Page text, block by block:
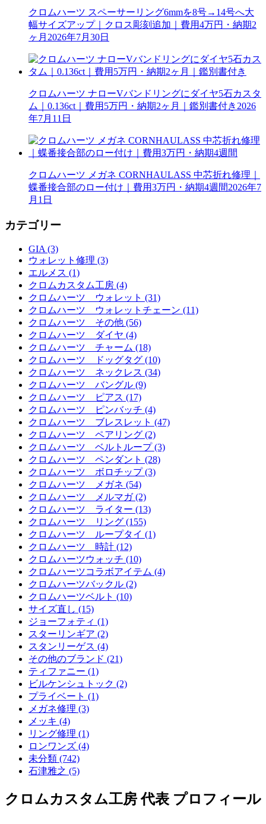
クロムハーツ スペーサーリング6mmを8号→14号へ大
幅サイズアップ｜クロス彫刻追加｜費用4万円・納期2
ヶ月 2026年7月30日
クロムハーツ ナローVバンドリングにダイヤ5石カスタ
ム｜0.136ct｜費用5万円・納期2ヶ月｜鑑別書付き 2026
年7月11日
クロムハーツ メガネ CORNHAULASS 中芯折れ修理｜
蝶番接合部のロー付け｜費用3万円・納期4週間2026年7
月1日
カテゴリー
GIA (3)
ウォレット修理 (3)
エルメス (1)
クロムカスタム工房 (4)
クロムハーツ ウォレット (31)
クロムハーツ ウォレットチェーン (11)
クロムハーツ その他 (56)
クロムハーツ ダイヤ (4)
クロムハーツ チャーム (18)
クロムハーツ ドッグタグ (10)
クロムハーツ ネックレス (34)
クロムハーツ バングル (9)
クロムハーツ ピアス (17)
クロムハーツ ピンバッチ (4)
クロムハーツ ブレスレット (47)
クロムハーツ ペアリング (2)
クロムハーツ ベルトループ (3)
クロムハーツ ペンダント (28)
クロムハーツ ボロチップ (3)
クロムハーツ メガネ (54)
クロムハーツ メルマガ (2)
クロムハーツ ライター (13)
クロムハーツ リング (155)
クロムハーツ ループタイ (1)
クロムハーツ 時計 (12)
クロムハーツウォッチ (10)
クロムハーツコラボアイテム (4)
クロムハーツバックル (2)
クロムハーツベルト (10)
サイズ直し (15)
ジョーフォティ (1)
スターリンギア (2)
スタンリーゲス (4)
その他のブランド (21)
ティファニー (1)
ビルケンシュトック (2)
プライベート (1)
メガネ修理 (3)
メッキ (4)
リング修理 (1)
ロンワンズ (4)
未分類 (742)
石津雅之 (5)
クロムカスタム工房 代表 プロフィール